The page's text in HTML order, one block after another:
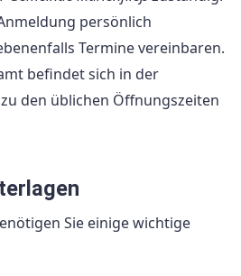
persönlich
Termine vereinbaren.
befindet sich in der
den üblichen Öffnungszeiten
Sie einige wichtige